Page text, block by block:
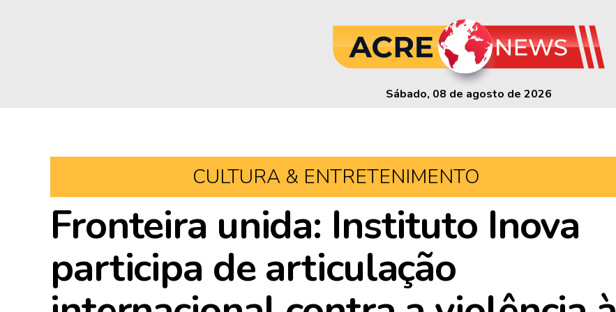
Sábado, 08 de agosto de 2026
CULTURA & ENTRETENIMENTO
Fronteira unida: Instituto Inova
participa de articulação